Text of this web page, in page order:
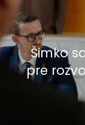
Šimko
pre